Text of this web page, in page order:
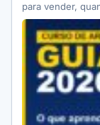
para vender,